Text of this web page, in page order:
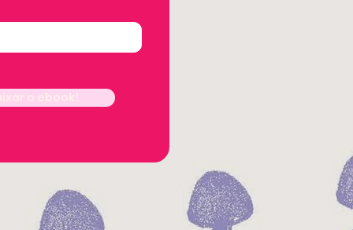
o ebook!